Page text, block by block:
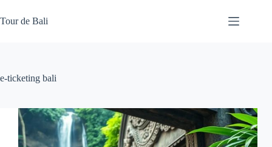
to
content
Tour de Bali
e-ticketing bali